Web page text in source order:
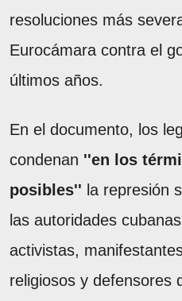
resoluciones más
Eurocámara contra el
últimos años.
En el documento, los
condenan ''en los
posibles'' la represión
las autoridades
activistas,
religiosos y defensores